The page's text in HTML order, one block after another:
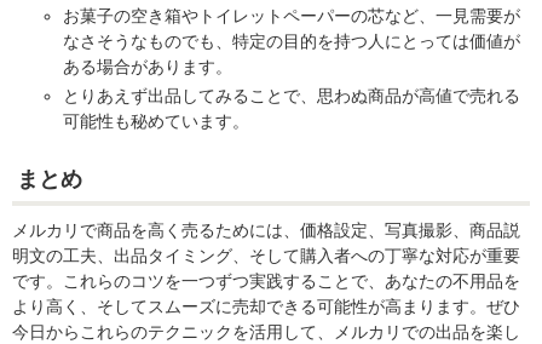
お菓子の空き箱やトイレットペーパーの芯など、一見需要が
なさそうなものでも、特定の目的を持つ人にとっては価値が
ある場合があります。
とりあえず出品してみることで、思わぬ商品が高値で売れる
可能性も秘めています。
まとめ
メルカリで商品を高く売るためには、価格設定、写真撮影、商品説
明文の工夫、出品タイミング、そして購入者への丁寧な対応が重要
です。これらのコツを一つずつ実践することで、あなたの不用品を
より高く、そしてスムーズに売却できる可能性が高まります。ぜひ
今日からこれらのテクニックを活用して、メルカリでの出品を楽し